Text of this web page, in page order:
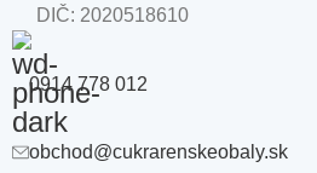
DIČ: 2020518610
0914 778 012
obchod@cukrarenskeobaly.sk